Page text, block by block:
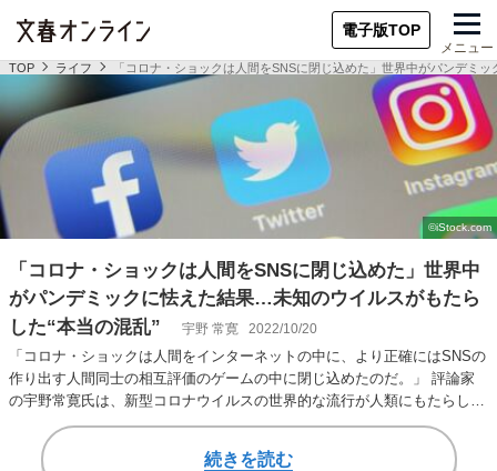
電子版TOP
メニュー
TOP ライフ 「コロナ・ショックは人間をSNSに閉じ込めた」世界中がパンデミ
「コロナ・ショックは人間をSNSに閉じ込めた」世界中
がパンデミックに怯えた結果…未知のウイルスがもたら
した“本当の混乱”
宇野 常寛 2022/10/20
「コロナ・ショックは人間をインターネットの中に、より正確にはSNSの
作り出す人間同士の相互評価のゲームの中に閉じ込めたのだ。」 評論家
の宇野常寛氏は、新型コロナウイルスの世界的な流行が人類にもたらした
影響をこのように…
続きを読む